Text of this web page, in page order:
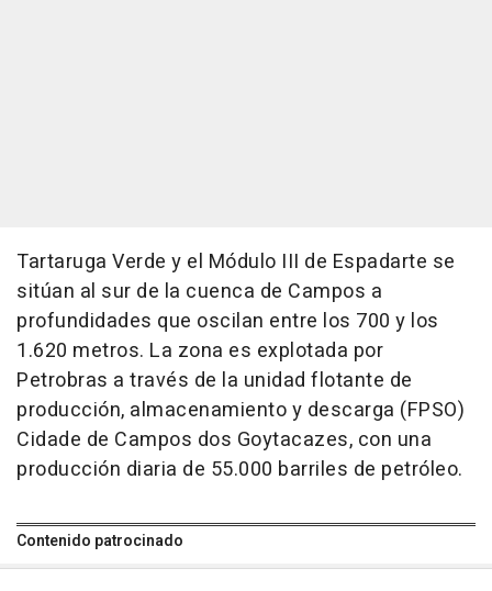
Tartaruga Verde y el Módulo III de Espadarte se
sitúan al sur de la cuenca de Campos a
profundidades que oscilan entre los 700 y los
1.620 metros. La zona es explotada por
Petrobras a través de la unidad flotante de
producción, almacenamiento y descarga (FPSO)
Cidade de Campos dos Goytacazes, con una
producción diaria de 55.000 barriles de petróleo.
Contenido patrocinado